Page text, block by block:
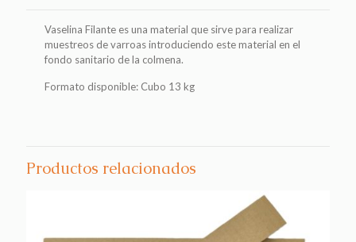
Vaselina Filante es una material que sirve para realizar
muestreos de varroas introduciendo este material en el
fondo sanitario de la colmena.
Formato disponible: Cubo 13 kg
Productos relacionados